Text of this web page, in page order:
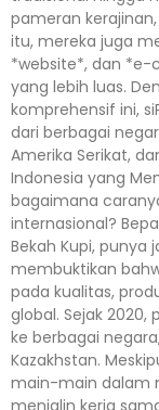
pameran
itu, mereka juga
*website*, dan *e-
yang lebih luas.
komprehensif ini,
dari berbagai
Amerika Serikat,
Indonesia yang
bagaimana
internasional?
Bekah Kupi, punya
membuktikan
pada kualitas,
global. Sejak 2020,
ke berbagai
Kazakhstan.
main-main dalam